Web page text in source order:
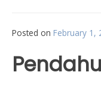
Posted on February 1,